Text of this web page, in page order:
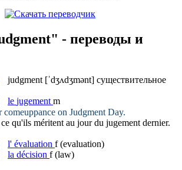
- переводы и
judgment [ˈdʒʌdʒmənt] существительное
le jugement m
on Judgment Day.
qu'ils méritent au jour du jugement dernier.
l' évaluation f (evaluation)
la décision f (law)